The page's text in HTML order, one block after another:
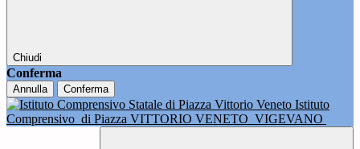
Chiudi
Conferma
Annulla Conferma
Istituto
Comprensivo di Piazza VITTORIO VENETO VIGEVANO